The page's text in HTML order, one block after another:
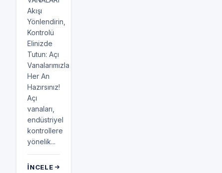
Akışı
Yönlendirin,
Kontrolü
Elinizde
Tutun: Açı
Vanalarımızla
Her An
Hazırsınız!
Açı
vanaları,
endüstriyel
kontrollere
yönelik...
İNCELE